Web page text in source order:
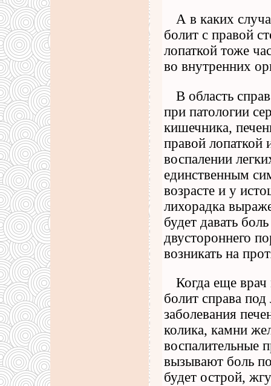
А в каких
болит с правой
лопаткой тоже
во внутренних
В область
при патологии
кишечника,
правой лопаткой
воспалении
единственным
возрасте и у
лихорадка
будет давать
двустороннего
возникать на
Когда еще
болит справа
заболевания
колика, камни
воспалительные
вызывают боль
будет острой,